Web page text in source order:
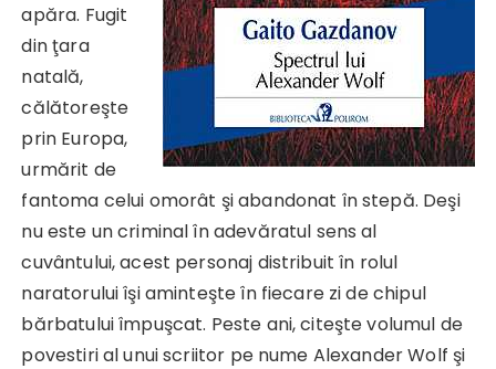
apăra. Fugit
din ţara
natală,
călătoreşte
prin Europa,
urmărit de
fantoma celui omorât şi abandonat în stepă. Deşi
nu este un criminal în adevăratul sens al
cuvântului, acest personaj distribuit în rolul
naratorului îşi aminteşte în fiecare zi de chipul
bărbatului împuşcat. Peste ani, citeşte volumul de
povestiri al unui scriitor pe nume Alexander Wolf şi